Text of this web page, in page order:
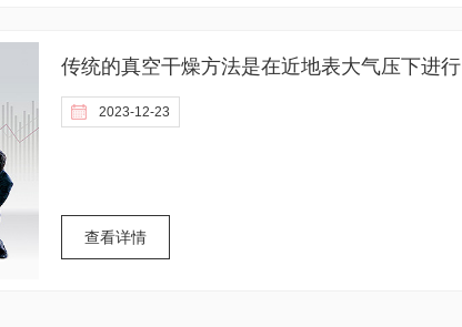
传统的真空干燥方法是在近地表大气压下进行
2023-12-23
查看详情